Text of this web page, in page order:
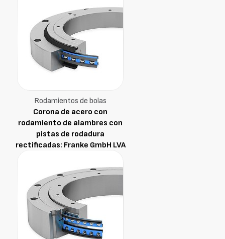
Rodamientos de bolas
Corona de acero con
rodamiento de alambres con
pistas de rodadura
rectificadas: Franke GmbH LVA